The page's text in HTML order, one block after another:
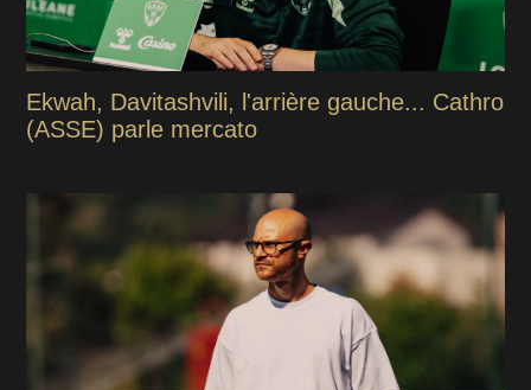
Ekwah, Davitashvili, l'arrière gauche... Cathro
(ASSE) parle mercato